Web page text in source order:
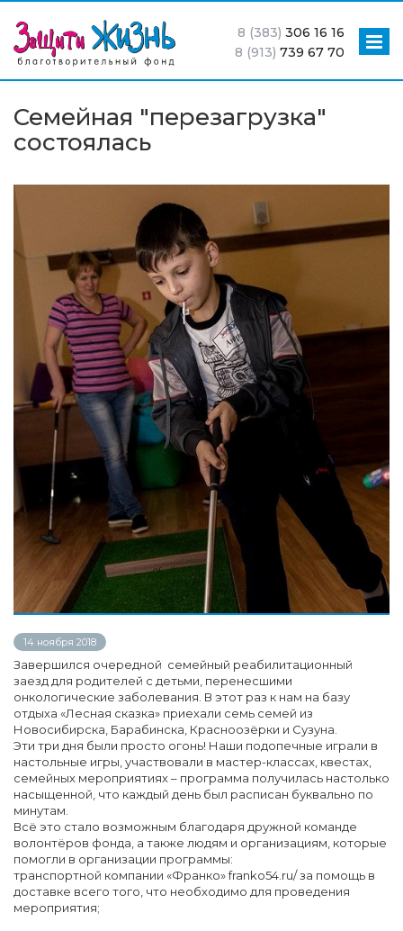
8 (383) 306 16 16
8 (913) 739 67 70
Семейная "перезагрузка"
состоялась
14 ноября 2018
Завершился очередной семейный реабилитационный
заезд для родителей с детьми, перенесшими
онкологические заболевания. В этот раз к нам на базу
отдыха «Лесная сказка» приехали семь семей из
Новосибирска, Барабинска, Красноозёрки и Сузуна.
Эти три дня были просто огонь! Наши подопечные играли в
настольные игры, участвовали в мастер-классах, квестах,
семейных мероприятиях – программа получилась настолько
насыщенной, что каждый день был расписан буквально по
минутам.
Всё это стало возможным благодаря дружной команде
волонтёров фонда, а также людям и организациям, которые
помогли в организации программы:
транспортной компании «Франко» franko54.ru/ за помощь в
доставке всего того, что необходимо для проведения
мероприятия;